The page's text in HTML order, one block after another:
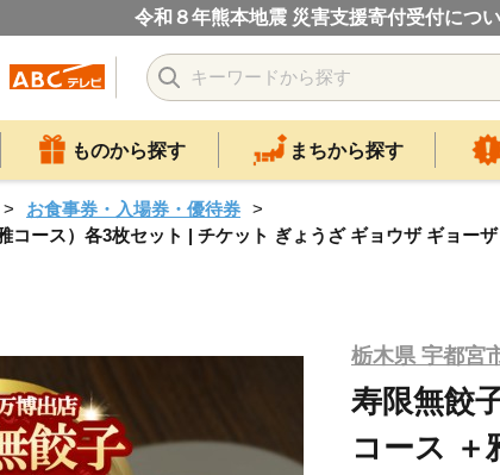
令和８年熊本地震 災害支援寄付受付につ
ものから探す まちから探す
お食事券・入場券・優待券
ース）各3枚セット | チケット ぎょうざ ギョウザ ギョー
栃木県 宇都宮
寿限無餃
コース ＋